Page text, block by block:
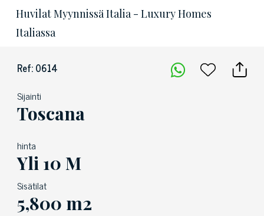
Huvilat Myynnissä Italia - Luxury Homes
Italiassa
Ref: 0614
Sijainti
Toscana
hinta
Yli 10 M
Sisätilat
5,800 m2